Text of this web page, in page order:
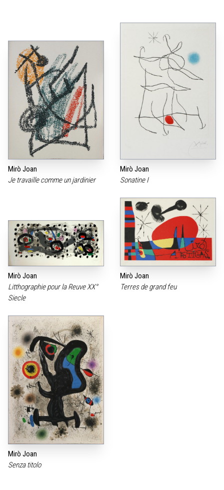
Mirò Joan
Je travaille comme un jardinier
Mirò Joan
Sonatine I
Mirò Joan
Litthographie pour la Reuve XX°
Siecle
Mirò Joan
Terres de grand feu
Mirò Joan
Senza titolo